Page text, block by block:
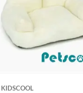
KIDSCOOL